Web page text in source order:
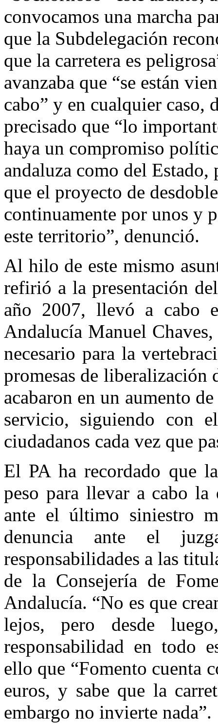
convocamos una marcha
que la Subdelegación
que la carretera es
avanzaba que “se están
cabo” y en cualquier caso,
precisado que “lo
haya un compromiso
andaluza como del Estado,
que el proyecto de
continuamente por unos y
este territorio”, denunció.
Al hilo de este mismo
refirió a la presentación
año 2007, llevó a cabo
Andalucía Manuel
necesario para la
promesas de liberalización
acabaron en un aumento
servicio, siguiendo con
ciudadanos cada vez que
El PA ha recordado que
peso para llevar a cabo
ante el último siniestro
denuncia ante el
responsabilidades a las
de la Consejería de
Andalucía. “No es que
lejos, pero desde
responsabilidad en todo
ello que “Fomento cuenta
euros, y sabe que la
embargo no invierte nada”.